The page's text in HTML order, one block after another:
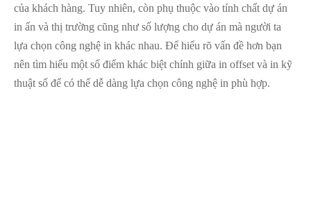
của khách hàng. Tuy nhiên, còn phụ thuộc vào tính chất dự án
in ấn và thị trường cũng như số lượng cho dự án mà người ta
lựa chọn công nghệ in khác nhau. Để hiểu rõ vấn đề hơn bạn
nên tìm hiểu một số điểm khác biệt chính giữa in offset và in kỹ
thuật số để có thể dễ dàng lựa chọn công nghệ in phù hợp.